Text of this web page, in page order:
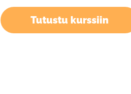
Tutustu kurssiin